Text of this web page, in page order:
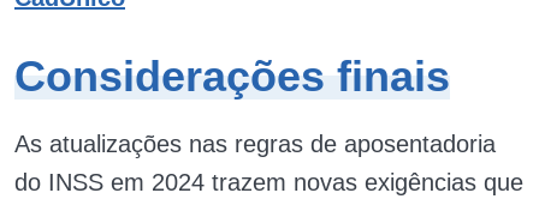
Considerações finais
As atualizações nas regras de aposentadoria
do INSS em 2024 trazem novas exigências que